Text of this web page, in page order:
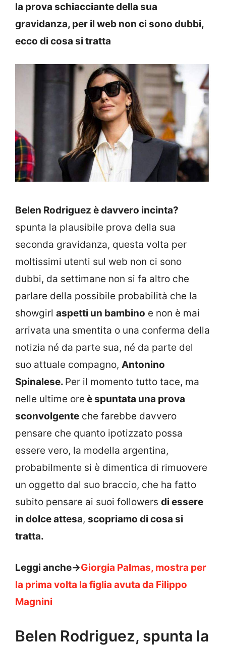
la prova schiacciante della sua
gravidanza, per il web non ci sono dubbi,
ecco di cosa si tratta
Belen Rodriguez è davvero incinta?
spunta la plausibile prova della sua
seconda gravidanza, questa volta per
moltissimi utenti sul web non ci sono
dubbi, da settimane non si fa altro che
parlare della possibile probabilità che la
showgirl aspetti un bambino e non è mai
arrivata una smentita o una conferma della
notizia né da parte sua, né da parte del
suo attuale compagno, Antonino
Spinalese. Per il momento tutto tace, ma
nelle ultime ore è spuntata una prova
sconvolgente che farebbe davvero
pensare che quanto ipotizzato possa
essere vero, la modella argentina,
probabilmente si è dimentica di rimuovere
un oggetto dal suo braccio, che ha fatto
subito pensare ai suoi followers di essere
in dolce attesa, scopriamo di cosa si
tratta.
Leggi anche->Giorgia Palmas, mostra per
la prima volta la figlia avuta da Filippo
Magnini
Belen Rodriguez, spunta la